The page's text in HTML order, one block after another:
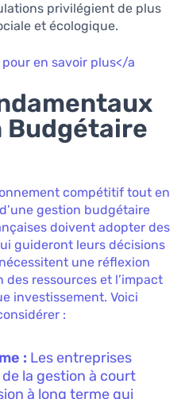
privilégient de plus
et écologique.
en savoir plus</a
Budgétaire
compétitif tout en
gestion budgétaire
doivent adopter des
guideront leurs décisions
une réflexion
des ressources et l’impact
investissement. Voici
:
: Les entreprises
la gestion à court
à long terme qui